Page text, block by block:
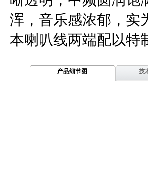
浑，音乐感浓郁，实
本喇叭线两端配以特
产品细节图 技